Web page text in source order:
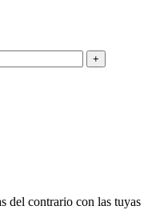
del contrario con las tuyas